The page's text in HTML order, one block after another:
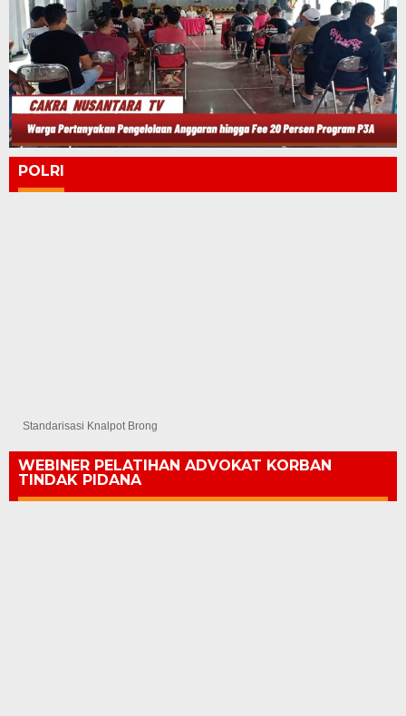
POLRI
Standarisasi Knalpot Brong
WEBINER PELATIHAN ADVOKAT KORBAN
TINDAK PIDANA